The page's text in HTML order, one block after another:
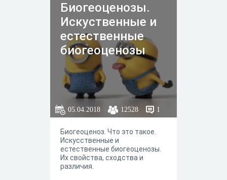
Биогеоценозы.
Искуственные и
естественные
биогеоценозы
05.04.2018 12528 1
Биогеоценоз. Что это такое.
Искусственные и
естественные биогеоценозы.
Их свойства, сходства и
различия.